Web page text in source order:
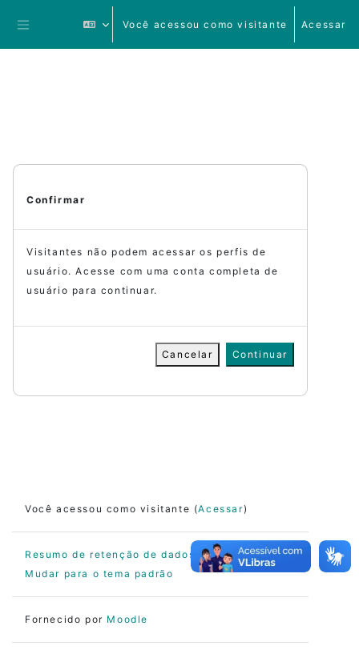
Ir para o conteúdo principal
Você acessou como visitante Acessar
Confirmar
Visitantes não podem acessar os perfis de
usuário. Acesse com uma conta completa de
usuário para continuar.
Cancelar Continuar
Você acessou como visitante (Acessar)
Resumo de retenção de dados
Mudar para o tema padrão
Fornecido por Moodle